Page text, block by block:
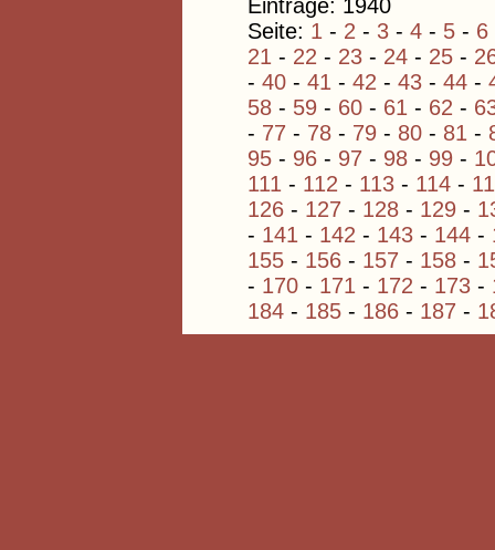
Einträge: 1940
Seite: 1 - 2 - 3 - 4 - 5 - 6
21 - 22 - 23 - 24 - 25 -
- 40 - 41 - 42 - 43 - 44 -
58 - 59 - 60 - 61 - 62 -
- 77 - 78 - 79 - 80 - 81 -
95 - 96 - 97 - 98 - 99 -
111 - 112 - 113 - 114 -
126 - 127 - 128 - 129 -
- 141 - 142 - 143 - 144 -
155 - 156 - 157 - 158 -
- 170 - 171 - 172 - 173 -
184 - 185 - 186 - 187 -